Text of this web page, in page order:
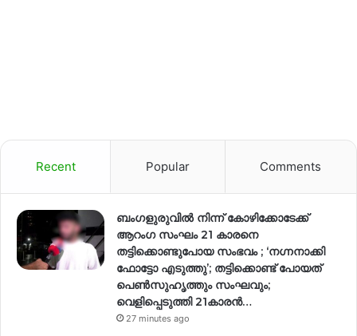
Recent Popular Comments
ബംഗളുരുവിൽ നിന്ന് കോഴിക്കോടേക്ക്
ആറംഗ സംഘം 21 കാരനെ
തട്ടിക്കൊണ്ടുപോയ സംഭവം ; ‘നഗ്നനാക്കി
ഫോട്ടോ എടുത്തു’; തട്ടിക്കൊണ്ട് പോയത്
പെണ്‍സുഹൃത്തും സംഘവും;
വെളിപ്പെടുത്തി 21കാരന്‍…
27 minutes ago